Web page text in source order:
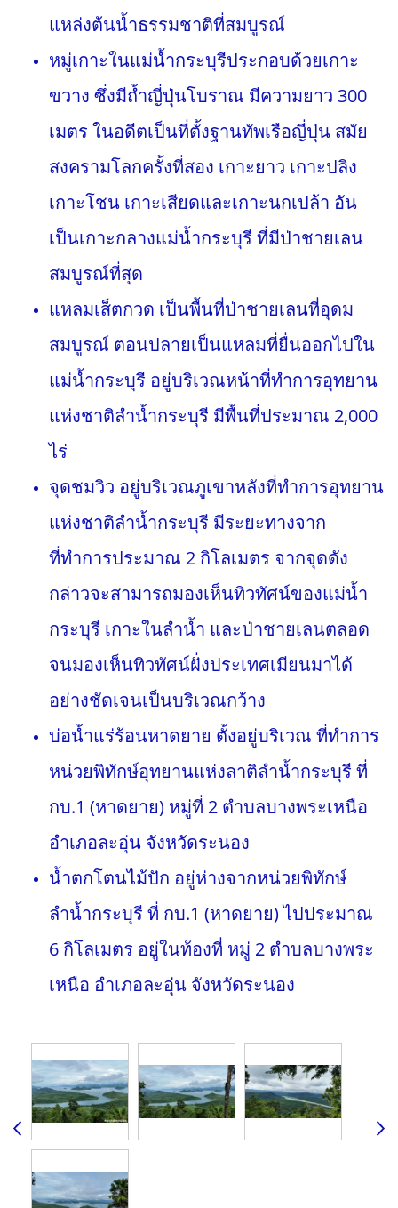
แหล่งต้นน้ำธรรมชาติที่สมบูรณ์
หมู่เกาะในแม่น้ำกระบุรีประกอบด้วยเกาะ
ขวาง ซึ่งมีถ้ำญี่ปุ่นโบราณ มีความยาว 300
เมตร ในอดีตเป็นที่ตั้งฐานทัพเรือญี่ปุ่น สมัย
สงครามโลกครั้งที่สอง เกาะยาว เกาะปลิง
เกาะโชน เกาะเสียดและเกาะนกเปล้า อัน
เป็นเกาะกลางแม่น้ำกระบุรี ที่มีป่าชายเลน
สมบูรณ์ที่สุด
แหลมเส็ตกวด เป็นพื้นที่ป่าชายเลนที่อุดม
สมบูรณ์ ตอนปลายเป็นแหลมที่ยื่นออกไปใน
แม่น้ำกระบุรี อยู่บริเวณหน้าที่ทำการอุทยาน
แห่งชาติลำน้ำกระบุรี มีพื้นที่ประมาณ 2,000
ไร่
จุดชมวิว อยู่บริเวณภูเขาหลังที่ทำการอุทยาน
แห่งชาติลำน้ำกระบุรี มีระยะทางจาก
ที่ทำการประมาณ 2 กิโลเมตร จากจุดดัง
กล่าวจะสามารถมองเห็นทิวทัศน์ของแม่น้ำ
กระบุรี เกาะในลำน้ำ และป่าชายเลนตลอด
จนมองเห็นทิวทัศน์ฝั่งประเทศเมียนมาได้
อย่างชัดเจนเป็นบริเวณกว้าง
บ่อน้ำแร่ร้อนหาดยาย ตั้งอยู่บริเวณ ที่ทำการ
หน่วยพิทักษ์อุทยานแห่งลาติลำน้ำกระบุรี ที่
กบ.1 (หาดยาย) หมู่ที่ 2 ตำบลบางพระเหนือ
อำเภอละอุ่น จังหวัดระนอง
น้ำตกโตนไม้ปัก อยู่ห่างจากหน่วยพิทักษ์
ลำน้ำกระบุรี ที่ กบ.1 (หาดยาย) ไปประมาณ
6 กิโลเมตร อยู่ในท้องที่ หมู่ 2 ตำบลบางพระ
เหนือ อำเภอละอุ่น จังหวัดระนอง